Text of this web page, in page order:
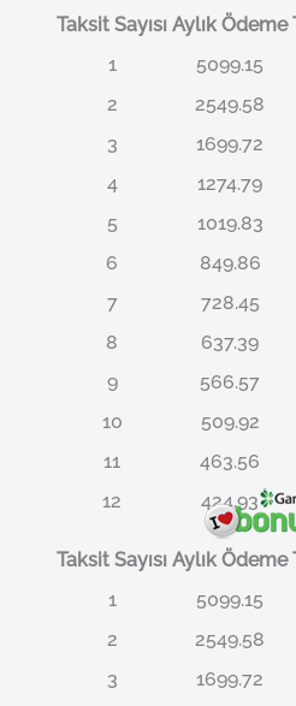
Taksit Sayısı Aylık Ödeme
1
5099.15
2
2549.58
3
1699.72
4
1274.79
5
1019.83
6
849.86
7
728.45
8
637.39
9
566.57
10
509.92
11
463.56
12
424.93
Taksit Sayısı Aylık Ödeme
1
5099.15
2
2549.58
3
1699.72